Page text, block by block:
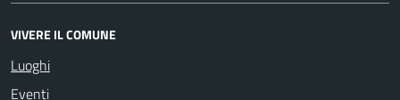
VIVERE IL COMUNE
Luoghi
Eventi